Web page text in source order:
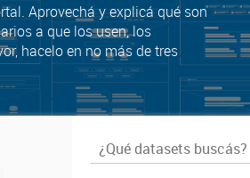
Aprovechá y explicá qué son
a que los usen, los
hacelo en no más de tres